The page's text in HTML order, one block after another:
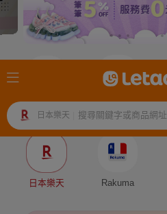
日本樂天 搜尋關鍵字或商品網址
Auction
Fleamarket
日本樂天 Rakuma